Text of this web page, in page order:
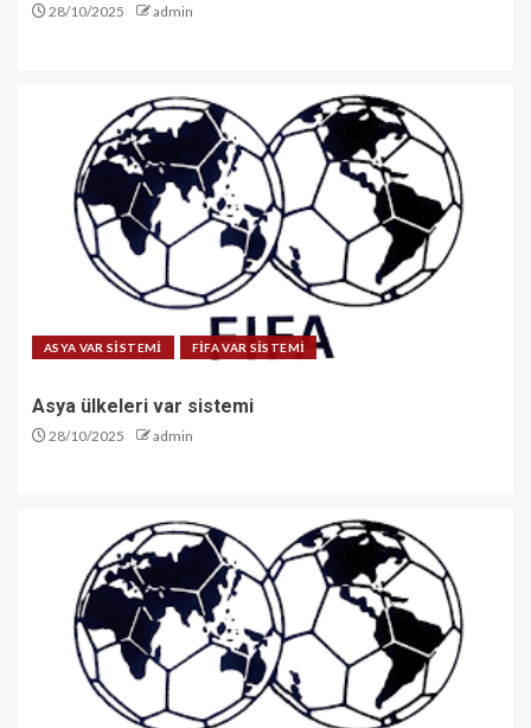
28/10/2025 admin
ASYA VAR SİSTEMİ FİFA VAR SİSTEMİ
Asya ülkeleri var sistemi
28/10/2025 admin